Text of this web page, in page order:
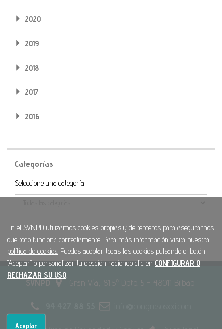
2020
2019
2018
2017
2016
Categorías
Categoría
Seleccione una categoría
SVNPD Gran Vía, 81 5º Dpto. 5 - 48011 Bilbao
En el SVNPD utilizamos cookies propias y de terceros para asegurarnos
que todo funciona correctamente. Para más información visita nuestra
política de cookies. Puedes aceptar todas las cookies pulsando el botón
"Aceptar" o personalizar tu elección haciendo clic enCONFIGURAR O
RECHAZAR SU USO.
Aceptar